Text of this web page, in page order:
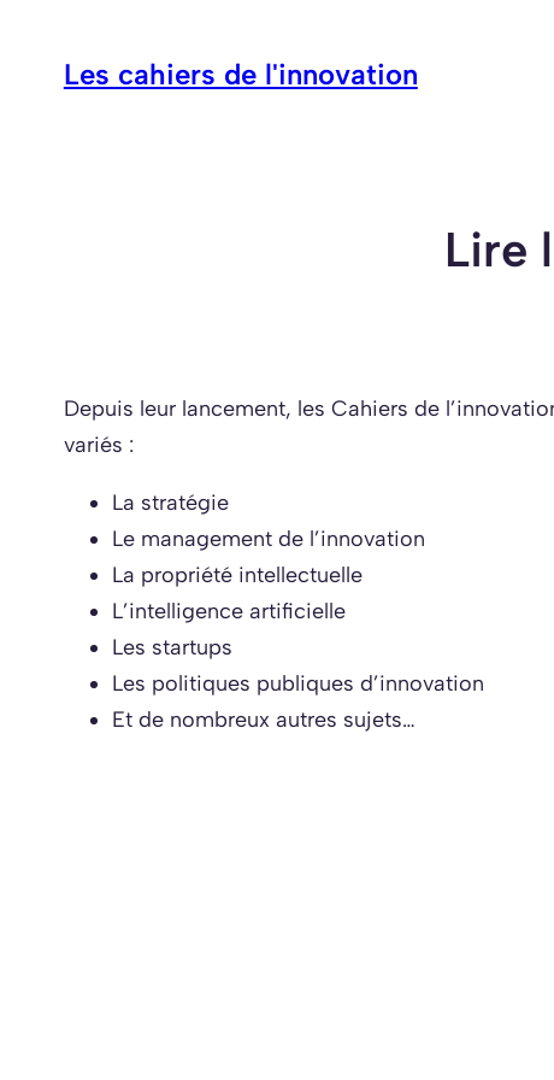
Les cahiers de l'innovation
Lire
Depuis leur lancement, les Cahiers de
variés :
La stratégie
Le management de l’innovation
La propriété intellectuelle
L’intelligence artificielle
Les startups
Les politiques publiques d’innovation
Et de nombreux autres sujets…